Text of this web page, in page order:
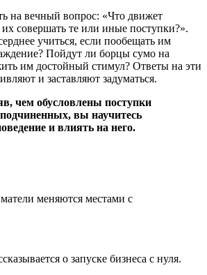
на вечный вопрос: «Что движет
совершать те или иные поступки?».
учиться, если пообещать им
Пойдут ли борцы сумо на
им достойный стимул? Ответы на эти
и заставляют задуматься.
чем обусловлены поступки
вы научитесь
и влиять на него.
меняются местами с
о запуске бизнеса с нуля.